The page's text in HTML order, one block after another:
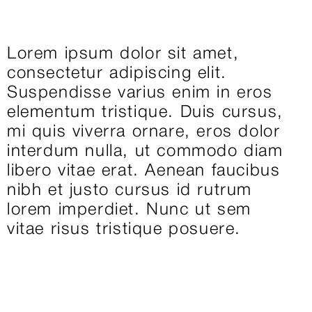
Lorem ipsum dolor sit amet,
consectetur adipiscing elit.
Suspendisse varius enim in eros
elementum tristique. Duis cursus,
mi quis viverra ornare, eros dolor
interdum nulla, ut commodo diam
libero vitae erat. Aenean faucibus
nibh et justo cursus id rutrum
lorem imperdiet. Nunc ut sem
vitae risus tristique posuere.